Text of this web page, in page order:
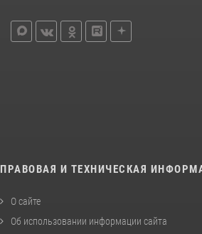
ПРАВОВАЯ И ТЕХНИЧЕСКАЯ
О сайте
Об использовании информации сайта